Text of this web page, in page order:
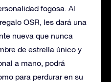
fogosa. Al
OSR, les dará una
nueva que nunca
de estrella único y
a mano, podrá
para perdurar en su